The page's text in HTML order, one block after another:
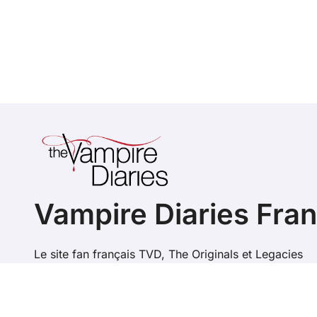
Vampire Diaries
Le site fan français TVD, The Originals et Legacies